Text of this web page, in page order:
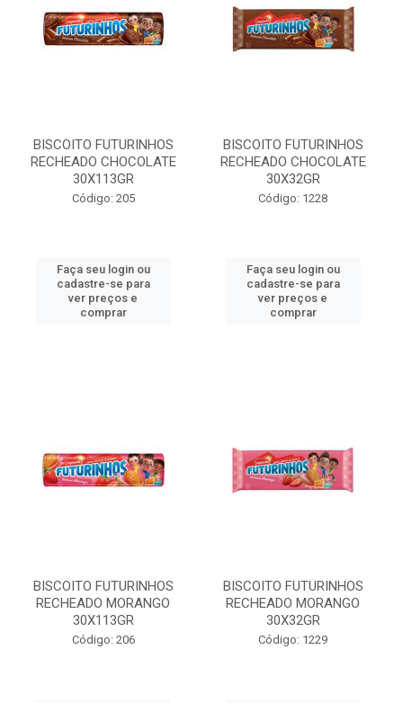
BISCOITO FUTURINHOS
RECHEADO CHOCOLATE
30X113GR
Código: 205
Faça seu login ou
cadastre-se para
ver preços e
comprar
BISCOITO FUTURINHOS
RECHEADO CHOCOLATE
30X32GR
Código: 1228
Faça seu login ou
cadastre-se para
ver preços e
comprar
BISCOITO FUTURINHOS
RECHEADO MORANGO
30X113GR
Código: 206
BISCOITO FUTURINHOS
RECHEADO MORANGO
30X32GR
Código: 1229